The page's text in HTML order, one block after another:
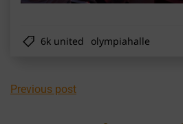
6k united olympiahalle
Post
Previous post